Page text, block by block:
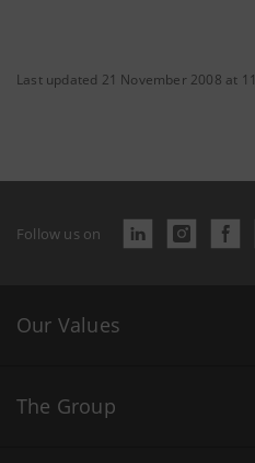
Last updated 21 November 2008 at
Follow us on
Our Values
The Group